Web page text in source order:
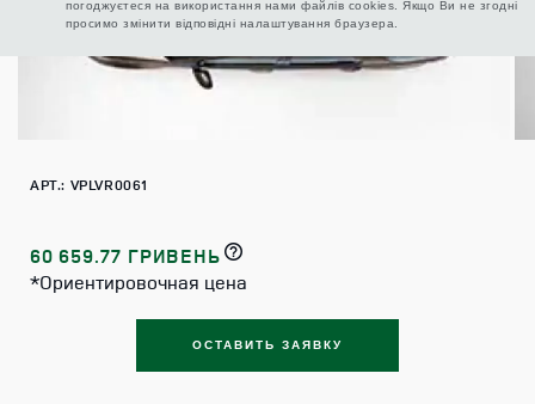
погоджуєтеся на використання нами файлів cookies. Якщо Ви не згодні
просимо змінити відповідні налаштування браузера.
АРТ.: VPLVR0061
60 659.77 ГРИВЕНЬ
*Ориентировочная цена
ОСТАВИТЬ ЗАЯВКУ